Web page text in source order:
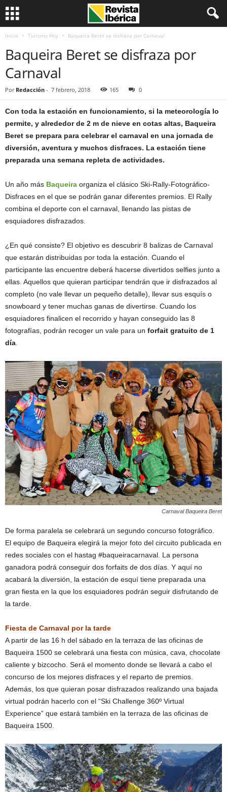
Inicio Turismo Hoy Baqueira Beret se disfraza por Carnaval
Baqueira Beret se disfraza por
Carnaval
Por Redacción - 7 febrero, 2018 165 0
Con toda la estación en funcionamiento, si la meteorología lo
permite, y alrededor de 2 m de nieve en cotas altas, Baqueira
Beret se prepara para celebrar el carnaval en una jornada de
diversión, aventura y muchos disfraces. La estación tiene
preparada una semana repleta de actividades.
Un año más Baqueira organiza el clásico Ski-Rally-Fotográfico-
Disfraces en el que se podrán ganar diferentes premios. El Rally
combina el deporte con el carnaval, llenando las pistas de
esquiadores disfrazados.
¿En qué consiste? El objetivo es descubrir 8 balizas de Carnaval
que estarán distribuidas por toda la estación. Cuando el
participante las encuentre deberá hacerse divertidos selfies junto a
ellas. Aquellos que quieran participar tendrán que ir disfrazados al
completo (no vale llevar un pequeño detalle), llevar sus esquís o
snowboard y tener muchas ganas de divertirse. Cuando los
esquiadores finalicen el recorrido y hayan conseguido las 8
fotografías, podrán recoger un vale para un forfait gratuito de 1
día
Carnaval Baqueira Beret
De forma paralela se celebrará un segundo concurso fotográfico.
El equipo de Baqueira elegirá la mejor foto del circuito publicada en
redes sociales con el hastag #baqueiracarnaval. La persona
ganadora podrá conseguir dos forfaits de dos días. Y aquí no
acabará la diversión, la estación de esquí tiene preparada una
gran fiesta en la que los esquiadores podrán seguir disfrutando de
la tarde.
Fiesta de Carnaval por la tarde
A partir de las 16 h del sábado en la terraza de las oficinas de
Baqueira 1500 se celebrará una fiesta con música, cava, chocolate
caliente y bizcocho. Será el momento donde se llevará a cabo el
concurso de los mejores disfraces y el reparto de premios.
Además, los que quieran posar disfrazados realizando una bajada
virtual podrán hacerlo con el “Ski Challenge 360º Virtual
Experience” que estará también en la terraza de las oficinas de
Baqueira 1500.